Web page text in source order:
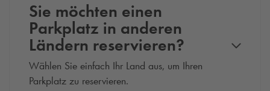
Sie möchten einen
Parkplatz in anderen
Ländern reservieren?
Wählen Sie einfach Ihr Land aus, um Ihren
Parkplatz zu reservieren.